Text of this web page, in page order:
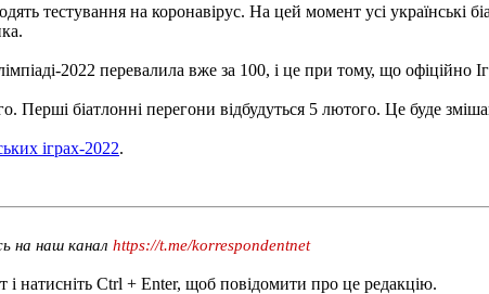
тестування на коронавірус. На цей момент усі українські
2022 перевалила вже за 100, і це при тому, що офіційно
Перші біатлонні перегони відбудуться 5 лютого. Це буде
іграх-2022.
на наш канал https://t.me/korrespondentnet
натисніть Ctrl + Enter, щоб повідомити про це редакцію.